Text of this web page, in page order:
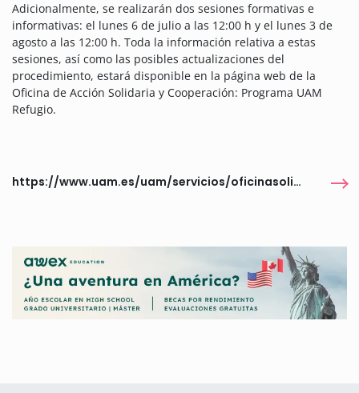
Adicionalmente, se realizarán dos sesiones formativas e
informativas: el lunes 6 de julio a las 12:00 h y el lunes 3 de
agosto a las 12:00 h. Toda la información relativa a estas
sesiones, así como las posibles actualizaciones del
procedimiento, estará disponible en la página web de la
Oficina de Acción Solidaria y Cooperación: Programa UAM
Refugio.
https://www.uam.es/uam/servicios/oficinasolidaria/formacion-analisis-estudios/uamrefugio